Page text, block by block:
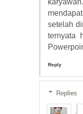
setelah
ternyata
Reply
Replies